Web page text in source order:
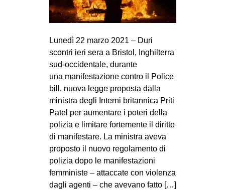
ZAM
MOBILITAZIONI
SPAZI
SPORT POPOLARE
MOVIMENTI
AMBIENTE
ANTIFASCISMO
DIRITTO ALL’ABITARE
MIGRAZIONI
Lunedì 22 marzo 2021 – Duri
scontri ieri sera a Bristol, Inghilterra
sud-occidentale, durante
una manifestazione contro il Police
bill, nuova legge proposta dalla
ministra degli Interni britannica Priti
Patel per aumentare i poteri della
polizia e limitare fortemente il diritto
di manifestare. La ministra aveva
proposto il nuovo regolamento di
polizia dopo le manifestazioni
femministe – attaccate con violenza
dagli agenti – che avevano fatto […]